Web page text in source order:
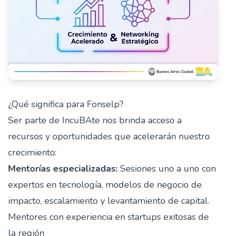
¿Qué significa para Fonselp?
Ser parte de IncuBAte nos brinda acceso a
recursos y oportunidades que acelerarán nuestro
crecimiento:
Mentorías especializadas: Sesiones uno a uno con
expertos en tecnología, modelos de negocio de
impacto, escalamiento y levantamiento de capital.
Mentores con experiencia en startups exitosas de
la región